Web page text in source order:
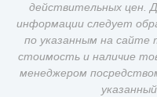
действительных цен.
информации следует
по указанным на сайте
стоимость и наличие
менеджером